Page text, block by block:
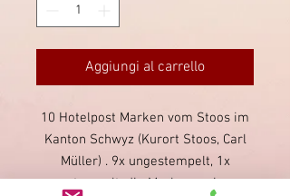
Aggiungi al carrello
10 Hotelpost Marken vom Stoos im
Kanton Schwyz (Kurort Stoos, Carl
Müller) . 9x ungestempelt, 1x
gestempelt; die Marken weisen